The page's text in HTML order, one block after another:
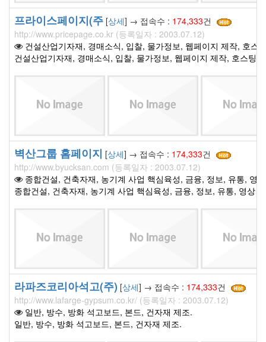
프라이스페이지(주 [상세] → 접속수 : 174,333건
http://www.pricepage.co.kr (등록일자 : 2003.07.12)
건설산업기자재, 경매소식, 입찰, 물가정보, 웹페이지 제작, 호스
건설산업기자재, 경매소식, 입찰, 물가정보, 웹페이지 제작, 호스팅
벽산그룹 홈페이지 [상세] → 접속수 : 174,333건
http://www.byucksan.com (등록일자 : 2003.07.12)
종합건설, 건축자재, 농기계 사업 핵심육성, 금융, 정보, 유통, 영
종합건설, 건축자재, 농기계 사업 핵심육성, 금융, 정보, 유통, 영상
라파즈코리아석고(주) [상세] → 접속수 : 174,333건
http://www.lafarge-gypsum.co.kr/ (등록일자 : 2003.07.12)
일반, 방수, 방화 석고보드, 본드, 건자재 제조.
일반, 방수, 방화 석고보드, 본드, 건자재 제조.